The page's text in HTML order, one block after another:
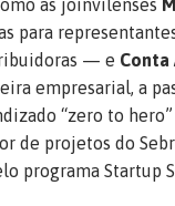
as joinvilenses
para
— e Conta
empresarial, a
“zero to
de projetos do
programa Startup